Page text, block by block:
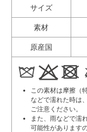
サイズ
素材
原産国
この素材は摩擦（
などで濡れた時は
ご注意ください。
また、雨などで濡
可能性があります